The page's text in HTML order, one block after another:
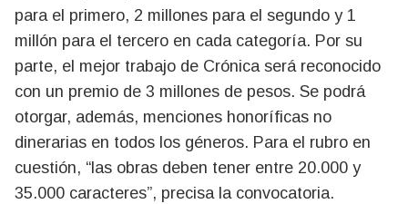
para el primero, 2 millones para el segundo y 1
millón para el tercero en cada categoría. Por su
parte, el mejor trabajo de Crónica será reconocido
con un premio de 3 millones de pesos. Se podrá
otorgar, además, menciones honoríficas no
dinerarias en todos los géneros. Para el rubro en
cuestión, “las obras deben tener entre 20.000 y
35.000 caracteres”, precisa la convocatoria.